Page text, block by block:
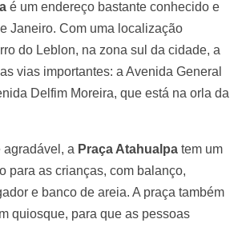
é um endereço bastante conhecido e
Janeiro. Com uma localização
do Leblon, na zona sul da cidade, a
vias importantes: a Avenida General
Delfim Moreira, que está na orla da
agradável, a Praça Atahualpa tem um
para as crianças, com balanço,
e banco de areia. A praça também
quiosque, para que as pessoas